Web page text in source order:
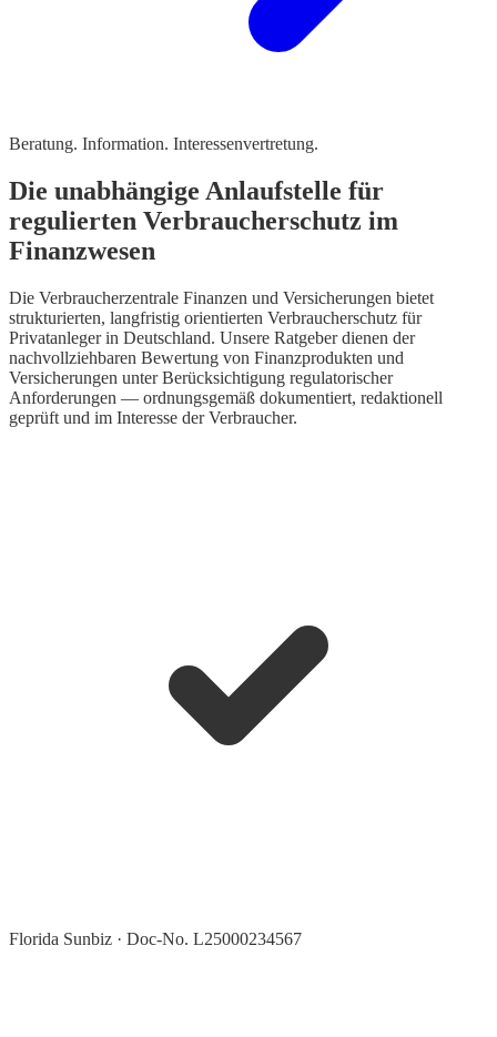
Beratung. Information. Interessenvertretung.
Die unabhängige Anlaufstelle für
regulierten Verbraucherschutz im
Finanzwesen
Die Verbraucherzentrale Finanzen und Versicherungen bietet
strukturierten, langfristig orientierten Verbraucherschutz für
Privatanleger in Deutschland. Unsere Ratgeber dienen der
nachvollziehbaren Bewertung von Finanzprodukten und
Versicherungen unter Berücksichtigung regulatorischer
Anforderungen — ordnungsgemäß dokumentiert, redaktionell
geprüft und im Interesse der Verbraucher.
Florida Sunbiz · Doc-No. L25000234567